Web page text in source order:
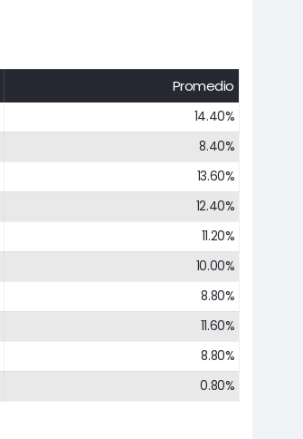
Promedio
14.40%
8.40%
13.60%
12.40%
11.20%
10.00%
8.80%
11.60%
8.80%
0.80%